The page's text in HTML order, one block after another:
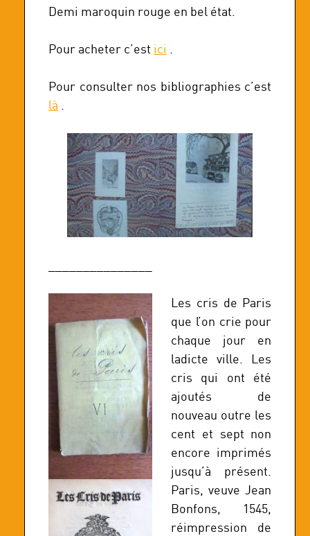
Demi maroquin rouge en bel état.
Pour acheter c’est ici .
Pour consulter nos bibliographies c’est
là .
Les cris de Paris
que l’on crie pour
chaque jour en
ladicte ville. Les
cris qui ont été
ajoutés de
nouveau outre les
cent et sept non
encore imprimés
jusqu’à présent.
Paris, veuve Jean
Bonfons, 1545,
réimpression de